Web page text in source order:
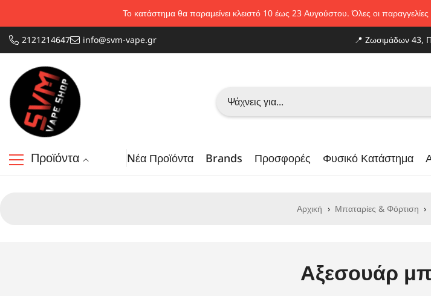
Το κατάστημα θα παραμείνει κλειστό 10 έως 23 Αυγούστου. Όλες οι
2121214647 info@svm-vape.gr 📍 Zωσιμάδων 43,
Προϊόντα Nέα Προϊόντα Brands Προσφορές Φυσικό Κατάστημα
Αρχική › Μπαταρίες & Φόρτιση ›
Αξεσουάρ